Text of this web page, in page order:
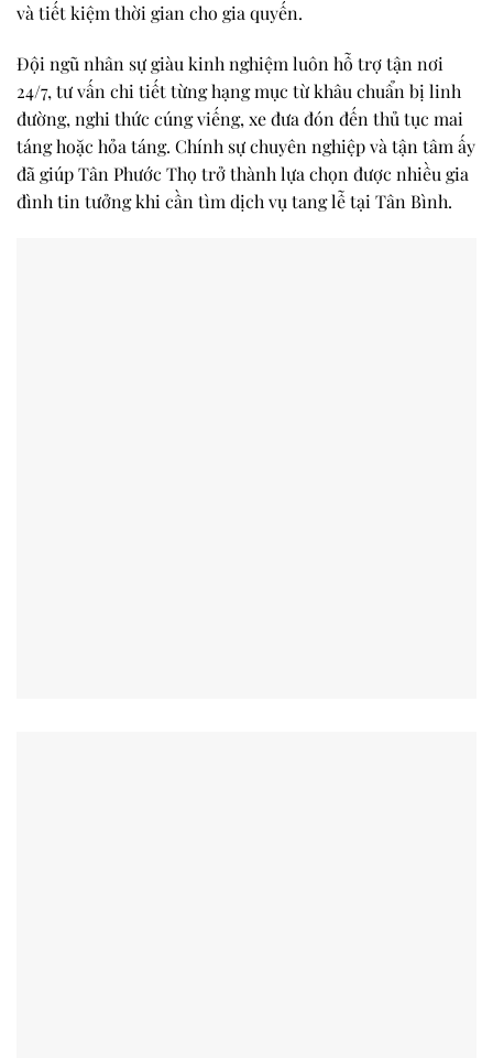
và tiết kiệm thời gian cho gia quyến.
Đội ngũ nhân sự giàu kinh nghiệm luôn hỗ trợ tận nơi
24/7, tư vấn chi tiết từng hạng mục từ khâu chuẩn bị linh
đường, nghi thức cúng viếng, xe đưa đón đến thủ tục mai
táng hoặc hỏa táng. Chính sự chuyên nghiệp và tận tâm ấy
đã giúp Tân Phước Thọ trở thành lựa chọn được nhiều gia
đình tin tưởng khi cần tìm dịch vụ tang lễ tại Tân Bình.